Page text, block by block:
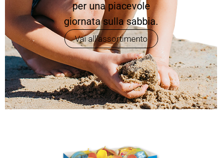
per una piacevole
giornata sulla sabbia.
Vai all'assortimento